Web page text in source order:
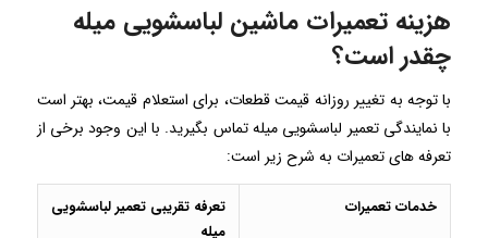
هزینه تعمیرات ماشین لباسشویی میله
چقدر است؟
با توجه به تغییر روزانه قیمت قطعات، برای استعلام قیمت، بهتر است
با نمایندگی تعمیر لباسشویی میله تماس بگیرید. با این وجود برخی از
تعرفه های تعمیرات به شرح زیر است:
خدمات تعمیرات
تعرفه تقریبی تعمیر لباسشویی
میله